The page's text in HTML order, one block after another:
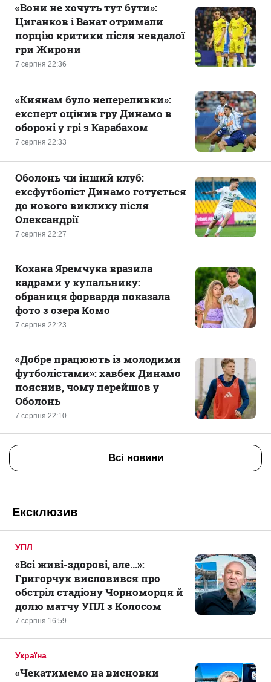
7 серпня 22:36
«Вони не хочуть тут бути»:
Циганков і Ванат отримали
порцію критики після невдалої
гри Жирони
7 серпня 22:33
«Киянам було непереливки»:
експерт оцінив гру Динамо в
обороні у грі з Карабахом
7 серпня 22:27
Оболонь чи інший клуб:
ексфутболіст Динамо готується
до нового виклику після
Олександрії
7 серпня 22:23
Кохана Яремчука вразила
кадрами у купальнику:
обраниця форварда показала
фото з озера Комо
7 серпня 22:10
«Добре працюють із молодими
футболістами»: хавбек Динамо
пояснив, чому перейшов у
Оболонь
Всі новини
Ексклюзив
УПЛ
7 серпня 16:59
«Всі живі-здорові, але...»:
Григорчук висловився про
обстріл стадіону Чорноморця й
долю матчу УПЛ з Колосом
Україна
«Чекатимемо на висновки